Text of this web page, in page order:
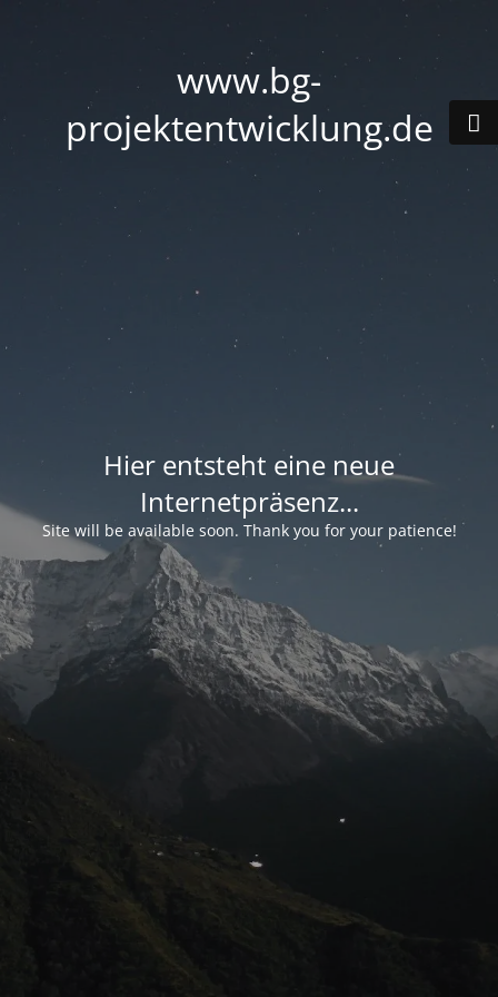
www.bg-
projektentwicklung.de
Hier entsteht eine neue
Internetpräsenz...
Site will be available soon. Thank you for your patience!